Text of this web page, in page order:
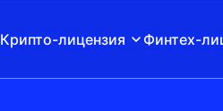
Крипто-лицензия Финтех-